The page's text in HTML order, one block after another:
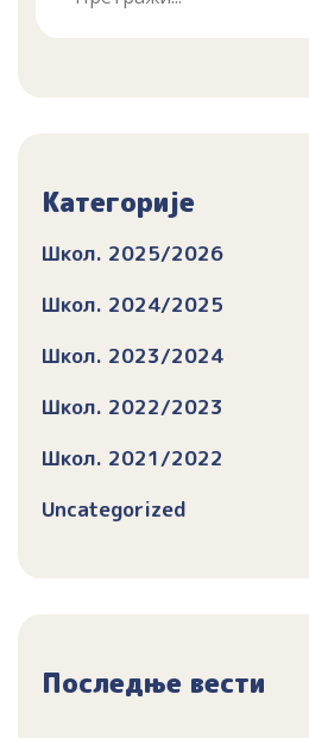
Категорије
Школ. 2025/2026
Школ. 2024/2025
Школ. 2023/2024
Школ. 2022/2023
Школ. 2021/2022
Uncategorized
Последње вести